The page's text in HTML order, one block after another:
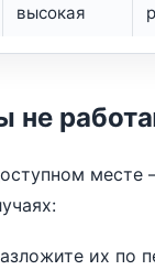
высокая
не
их по